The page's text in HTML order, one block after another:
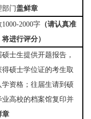
部门盖鲜章
1000-2000字 （请认真准
进行评分）
硕士生提供开题报告，
得硕士学位证的考生取
学资格；往届生请到硕
业高校的档案馆复印并
章